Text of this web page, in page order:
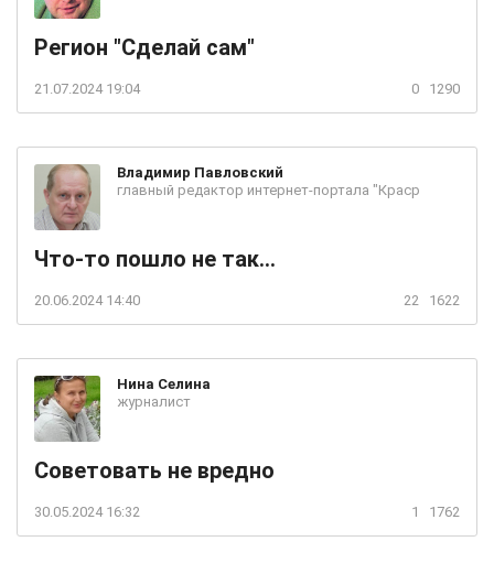
Регион "Сделай сам"
21.07.2024 19:04 0 1290
Владимир Павловский
главный редактор интернет-портала "Краср
Что-то пошло не так...
20.06.2024 14:40 22 1622
Нина Селина
журналист
Советовать не вредно
30.05.2024 16:32 1 1762